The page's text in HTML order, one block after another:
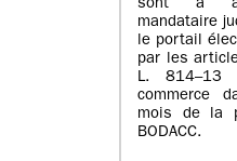
sont à
mandataire
le portail
par les
L. 814–13
commerce
mois de la
BODACC.